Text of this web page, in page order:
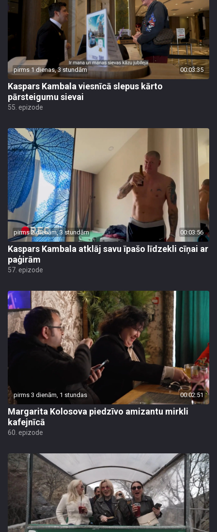
pirms 1 dienas, 3 stundām 00:03:35
Kaspars Kambala viesnīcā slepus kārto
pārsteigumu sievai
55. epizode
pirms 2 dienām, 3 stundām 00:03:56
Kaspars Kambala atklāj savu īpašo līdzekli cīņai ar
paģirām
57. epizode
pirms 3 dienām, 1 stundas 00:02:51
Margarita Kolosova piedzīvo amizantu mirkli
kafejnīcā
60. epizode